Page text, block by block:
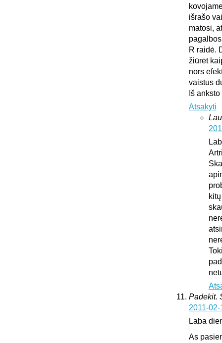
išrašo
matosi,
R raidė.
žiūrėt
nors
vaistus
Iš
Atsakyti
Padekit.
2011-
Laba
As